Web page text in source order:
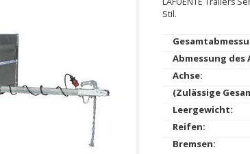
Stil.
Abmessung des
Achse:
(Zulässige
Leergewicht:
Reifen:
Bremsen: